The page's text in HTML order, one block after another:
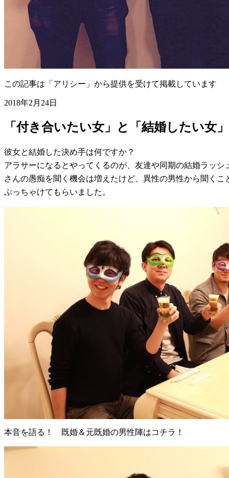
この記事は「アリシー」から提供を受けて掲載しています
2018年2月24日
「付き合いたい女」と「結婚したい
彼女と結婚した決め手は何ですか？
アラサーになるとやってくるのが、友達や同期の結婚ラッ
さんの愚痴を聞く機会は増えたけど、異性の男性から聞く
ぶっちゃけてもらいました。
本音を語る！ 既婚＆元既婚の男性陣はコチラ！